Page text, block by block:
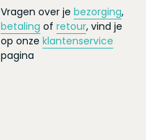
Vragen over je bezorging,
betaling of retour, vind je
op onze klantenservice
pagina